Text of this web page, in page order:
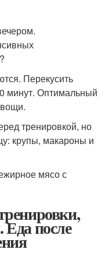
Перекусить
минут. Оптимальный
тренировкой, но
крупы, макароны и
мясо с
после